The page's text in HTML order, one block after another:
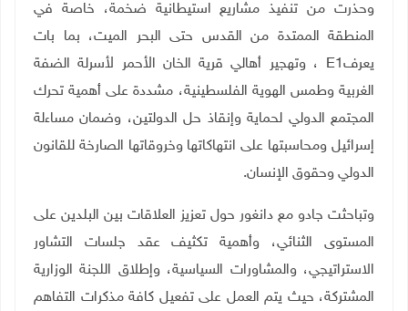
وحذرت من تنفيذ مشاريع استيطانية ضخمة، خاصة في
المنطقة الممتدة من القدس حتى البحر الميت، بما بات
يعرفE1
، وتهجير أهالي قرية الخان الأحمر لأسرلة الضفة
الغربية وطمس الهوية الفلسطينية، مشددة على أهمية تحرك
المجتمع الدولي لحماية وإنقاذ حل الدولتين، وضمان مساءلة
إسرائيل ومحاسبتها على انتهاكاتها وخروقاتها الصارخة للقانون
الدولي وحقوق الإنسان.
وتباحثت جادو مع دانغور حول تعزيز العلاقات بين البلدين على
المستوى الثنائي، وأهمية تكثيف عقد جلسات التشاور
الاستراتيجي، والمشاورات السياسية، وإطلاق اللجنة الوزارية
المشتركة، حيث يتم العمل على تفعيل كافة مذكرات التفاهم